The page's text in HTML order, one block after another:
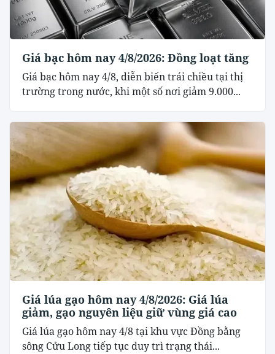
Giá bạc hôm nay 4/8/2026: Đồng loạt tăng
Giá bạc hôm nay 4/8, diễn biến trái chiều tại thị
trường trong nước, khi một số nơi giảm 9.000...
Giá lúa gạo hôm nay 4/8/2026: Giá lúa
giảm, gạo nguyên liệu giữ vùng giá cao
Giá lúa gạo hôm nay 4/8 tại khu vực Đồng bằng
sông Cửu Long tiếp tục duy trì trạng thái...